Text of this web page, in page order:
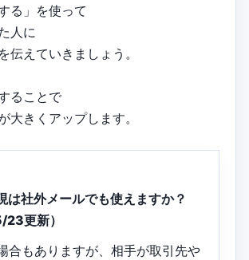
る」を使って
人に
伝えていきましょう。
ることで
大きくアップします。
は社外メールでも使えますか？
更新）
合もありますが、相手が取引先や